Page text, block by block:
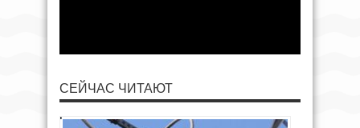
СЕЙЧАС ЧИТАЮТ